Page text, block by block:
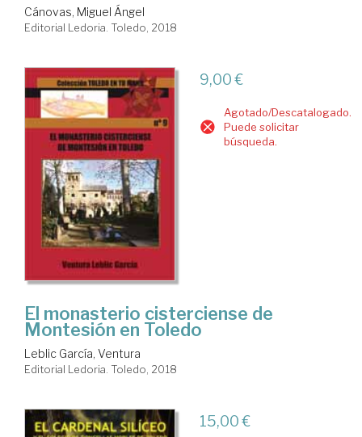
Cánovas, Miguel Ángel
Editorial Ledoria. Toledo, 2018
9,00 €
Agotado/Descatalogado.
Puede solicitar
búsqueda.
El monasterio cisterciense de
Montesión en Toledo
Leblic García, Ventura
Editorial Ledoria. Toledo, 2018
15,00 €